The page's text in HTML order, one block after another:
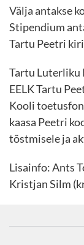
Välja antakse
Stipendium
Tartu Peetri
Tartu Luterliku
EELK Tartu
Kooli
kaasa Peetri
tõstmisele ja
Lisainfo: Ants
Kristjan Silm